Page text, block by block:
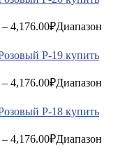
– 4,176.00₽Диапазон
– 4,176.00₽Диапазон
– 4,176.00₽Диапазон